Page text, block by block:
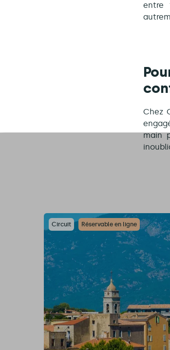
entre
Chez
main
Circuit Réservable en ligne